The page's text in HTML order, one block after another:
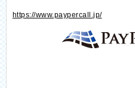
https://www.paypercall.jp/